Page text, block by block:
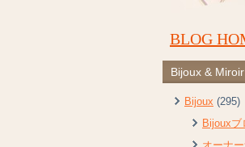
BLOG
Bijoux &
Bijoux (295)
Bijouxブ